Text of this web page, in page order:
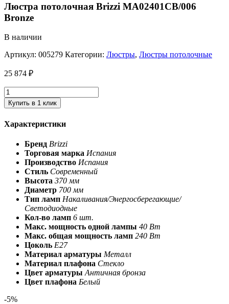
Люстра потолочная Brizzi MA02401CB/006
Bronze
В наличии
Артикул: 005279 Категории: Люстры, Люстры потолочные
25 874 ₽
Купить в 1 клик
Характеристики
Бренд Brizzi
Торговая марка Испания
Производство Испания
Стиль Современный
Высота 370 мм
Диаметр 700 мм
Тип ламп Накаливания/Энергосберегающие/
Светодиодные
Кол-во ламп 6 шт.
Макс. мощность одной лампы 40 Вт
Макс. общая мощность ламп 240 Вт
Цоколь E27
Материал арматуры Металл
Материал плафона Стекло
Цвет арматуры Античная бронза
Цвет плафона Белый
-5%